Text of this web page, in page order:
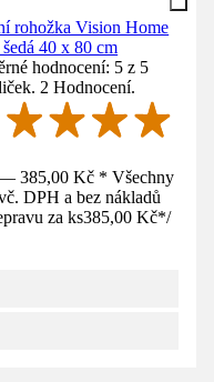
rohožka Vision Home
40 x 80 cm
hodnocení: 5 z 5
2 Hodnocení.
385,00 Kč * Všechny
DPH a bez nákladů
za ks385,00 Kč*/